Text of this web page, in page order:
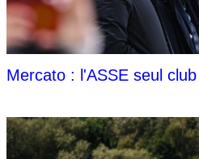
Mercato : l'ASSE seul